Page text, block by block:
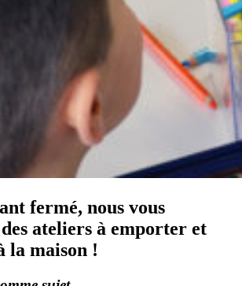
fermé, nous vous
ateliers à emporter et
la maison !